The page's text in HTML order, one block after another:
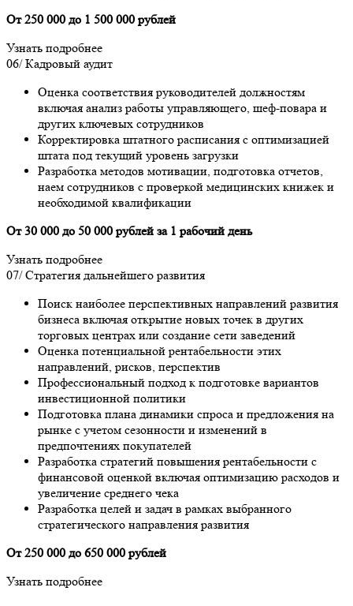
От 250 000 до 1 500 000 рублей
Узнать подробнее
06/Кадровый аудит
Оценка соответствия руководителей должностям
включая анализ работы управляющего, шеф-повара и
других ключевых сотрудников
Корректировка штатного расписания с оптимизацией
штата под текущий уровень загрузки
Разработка методов мотивации, подготовка отчетов,
наем сотрудников с проверкой медицинских книжек и
необходимой квалификации
От 30 000 до 50 000 рублей за 1 рабочий день
Узнать подробнее
07/Стратегия дальнейшего развития
Поиск наиболее перспективных направлений развития
бизнеса включая открытие новых точек в других
торговых центрах или создание сети заведений
Оценка потенциальной рентабельности этих
направлений, рисков, перспектив
Профессиональный подход к подготовке вариантов
инвестиционной политики
Подготовка плана динамики спроса и предложения на
рынке с учетом сезонности и изменений в
предпочтениях покупателей
Разработка стратегий повышения рентабельности с
финансовой оценкой включая оптимизацию расходов и
увеличение среднего чека
Разработка целей и задач в рамках выбранного
стратегического направления развития
От 250 000 до 650 000 рублей
Узнать подробнее